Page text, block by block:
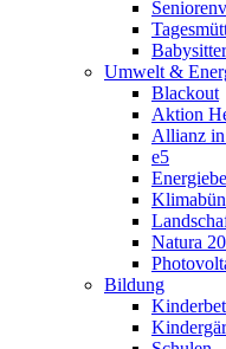
Umwelt &
Blackout
Aktion
Allianz
e5
Natura
Bildung